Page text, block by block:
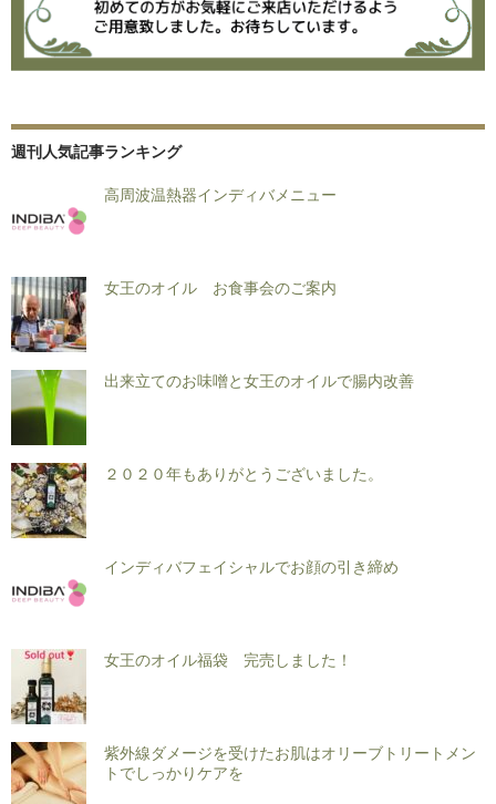
週刊人気記事ランキング
高周波温熱器インディバメニュー
女王のオイル お食事会のご案内
出来立てのお味噌と女王のオイルで腸内改善
２０２０年もありがとうございました。
インディバフェイシャルでお顔の引き締め
女王のオイル福袋 完売しました！
紫外線ダメージを受けたお肌はオリーブトリートメン
トでしっかりケアを